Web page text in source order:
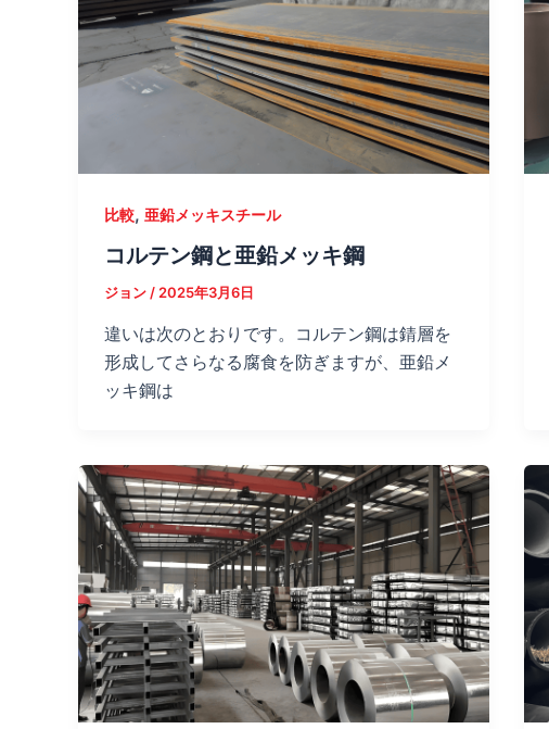
比較, 亜鉛メッキスチール
コルテン鋼と亜鉛メッキ鋼
ジョン/2025年3月6日
違いは次のとおりです。コルテン鋼は錆層を
形成してさらなる腐食を防ぎますが、亜鉛メ
ッキ鋼は